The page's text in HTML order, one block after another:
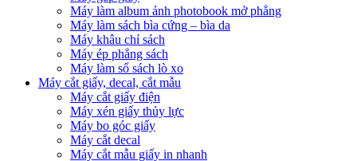
Máy làm album ảnh photobook mở phẳng
Máy làm sách bìa cứng – bìa da
Máy khâu chỉ sách
Máy ép phẳng sách
Máy làm sổ sách lò xo
Máy cắt giấy, decal, cắt mẫu
Máy cắt giấy điện
Máy xén giấy thủy lực
Máy bo góc giấy
Máy cắt decal
Máy cắt mẫu giấy in nhanh